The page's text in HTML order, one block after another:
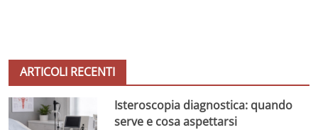
ARTICOLI RECENTI
Isteroscopia diagnostica: quando
serve e cosa aspettarsi